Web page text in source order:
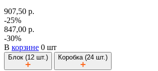
907,50 р.
-25%
847,00 р.
-30%
В корзине 0 шт
Блок (12 шт.) Коробка (24 шт.)